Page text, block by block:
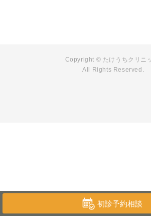
初診予約相談
Copyright © たけうちクリニ
All Rights Reserved.